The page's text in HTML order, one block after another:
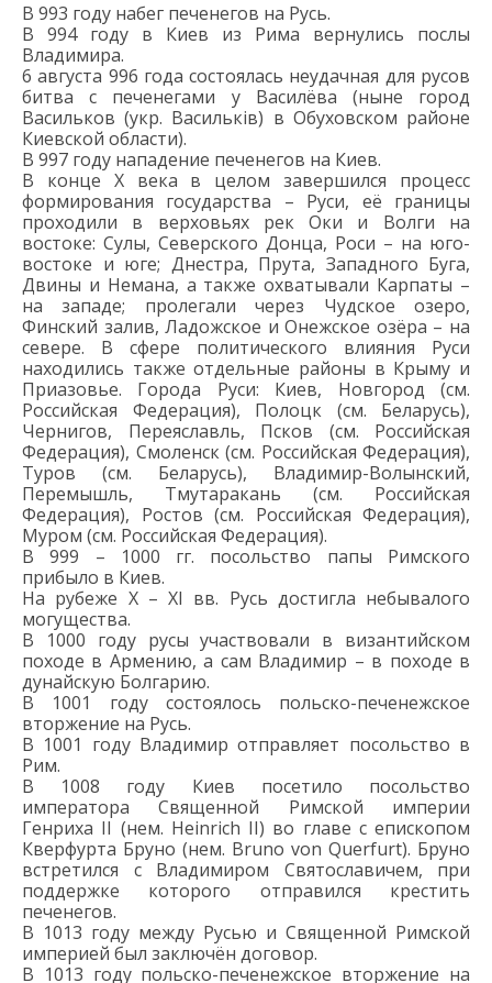
В 993 году набег печенегов на Русь.
В 994 году в Киев из Рима вернулись послы
Владимира.
6 августа 996 года состоялась неудачная для русов
битва с печенегами у Василёва (ныне город
Васильков (укр. Васильків) в Обуховском районе
Киевской области).
В 997 году нападение печенегов на Киев.
В конце Xвека в целом завершился процесс
формирования государства – Руси, её границы
проходили в верховьях рек Оки и Волги на
востоке: Сулы, Северского Донца, Роси – на юго-
востоке и юге; Днестра, Прута, Западного Буга,
Двины и Немана, а также охватывали Карпаты –
на западе; пролегали через Чудское озеро,
Финский залив, Ладожское и Онежское озёра – на
севере. В сфере политического влияния Руси
находились также отдельные районы в Крыму и
Приазовье. Города Руси: Киев, Новгород (см.
Российская Федерация), Полоцк (см. Беларусь),
Чернигов, Переяславль, Псков (см. Российская
Федерация), Смоленск(см. Российская Федерация),
Туров (см. Беларусь), Владимир-Волынский,
Перемышль, Тмутаракань (см. Российская
Федерация), Ростов (см. Российская Федерация),
Муром (см. Российская Федерация).
В 999 – 1000 гг. посольство папы Римского
прибыло в Киев.
На рубеже X – XI вв. Русь достигла небывалого
могущества.
В 1000 году русыучаствовали в византийском
походе в Армению, а сам Владимир – в походе в
дунайскую Болгарию.
В 1001 году состоялось польско-печенежское
вторжение на Русь.
В 1001 году Владимир отправляет посольство в
Рим.
В 1008 году Киев посетило посольство
императора Священной Римской империи
Генриха II (нем. Heinrich II) во главе с епископом
Кверфурта Бруно (нем. Bruno von Querfurt). Бруно
встретился с Владимиром Святославичем, при
поддержке которого отправился крестить
печенегов.
В 1013 году между Русью и Священной Римской
империей был заключён договор.
В 1013 году польско-печенежское вторжение на